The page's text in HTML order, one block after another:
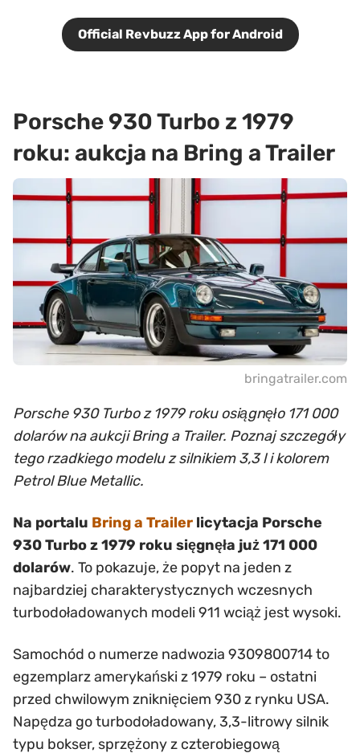
Official Revbuzz App for Android
Porsche 930 Turbo z 1979
roku: aukcja na Bring a Trailer
bringatrailer.com
Porsche 930 Turbo z 1979 roku osiągnęło 171 000
dolarów na aukcji Bring a Trailer. Poznaj szczegóły
tego rzadkiego modelu z silnikiem 3,3 l i kolorem
Petrol Blue Metallic.
Na portalu Bring a Trailer licytacja Porsche
930 Turbo z 1979 roku sięgnęła już 171 000
dolarów. To pokazuje, że popyt na jeden z
najbardziej charakterystycznych wczesnych
turbodoładowanych modeli 911 wciąż jest wysoki.
Samochód o numerze nadwozia 9309800714 to
egzemplarz amerykański z 1979 roku – ostatni
przed chwilowym zniknięciem 930 z rynku USA.
Napędza go turbodoładowany, 3,3-litrowy silnik
typu bokser, sprzężony z czterobiegową